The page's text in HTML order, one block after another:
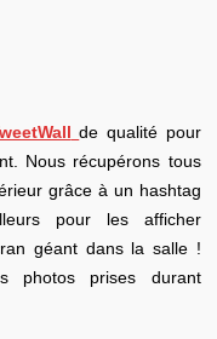
de qualité pour
Nous récupérons tous
grâce à un hashtag
pour les afficher
géant dans la salle !
photos prises durant